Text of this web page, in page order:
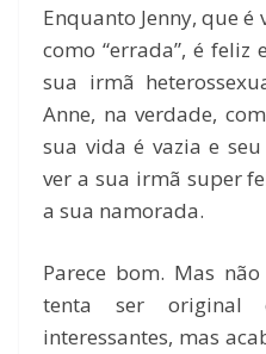
Enquanto Jenny, que
como “errada”, é feliz
sua irmã
Anne, na verdade,
sua vida é vazia e
ver a sua irmã super
a sua namorada.
Parece bom. Mas
tenta ser original
interessantes, mas